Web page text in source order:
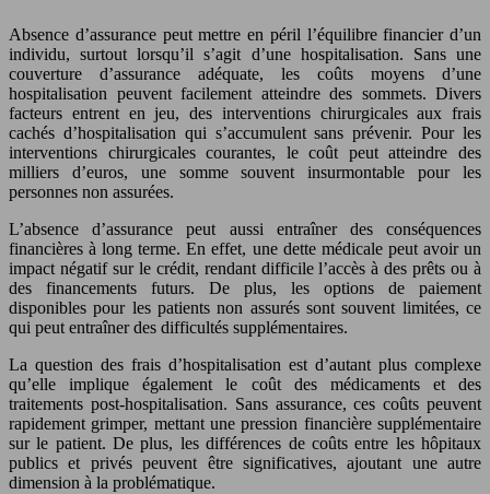
Absence d’assurance peut mettre en péril l’équilibre financier d’un
individu, surtout lorsqu’il s’agit d’une hospitalisation. Sans une
couverture d’assurance adéquate, les coûts moyens d’une
hospitalisation peuvent facilement atteindre des sommets. Divers
facteurs entrent en jeu, des interventions chirurgicales aux frais
cachés d’hospitalisation qui s’accumulent sans prévenir. Pour les
interventions chirurgicales courantes, le coût peut atteindre des
milliers d’euros, une somme souvent insurmontable pour les
personnes non assurées.
L’absence d’assurance peut aussi entraîner des conséquences
financières à long terme. En effet, une dette médicale peut avoir un
impact négatif sur le crédit, rendant difficile l’accès à des prêts ou à
des financements futurs. De plus, les options de paiement
disponibles pour les patients non assurés sont souvent limitées, ce
qui peut entraîner des difficultés supplémentaires.
La question des frais d’hospitalisation est d’autant plus complexe
qu’elle implique également le coût des médicaments et des
traitements post-hospitalisation. Sans assurance, ces coûts peuvent
rapidement grimper, mettant une pression financière supplémentaire
sur le patient. De plus, les différences de coûts entre les hôpitaux
publics et privés peuvent être significatives, ajoutant une autre
dimension à la problématique.